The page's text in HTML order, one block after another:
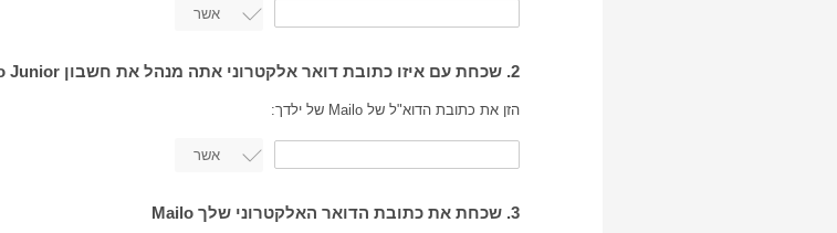
2. שכחת עם איזו כתובת דואר אלקטרוני אתה מנהל את חשבון Mailo Junior של ילדך
הזן את כתובת הדוא"ל של Mailo של ילדך:
3. שכחת את כתובת הדואר האלקטרוני שלך Mailo